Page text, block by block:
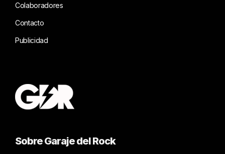
Colaboradores
Contacto
Publicidad
Sobre Garaje del Rock